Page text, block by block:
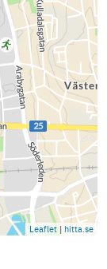
Leaflet | hitta.se